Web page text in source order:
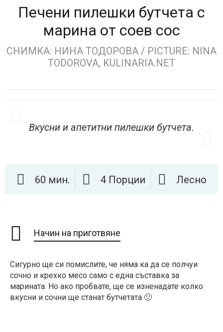
Печени пилешки бутчета с
марина от соев сос
СНИМКА: НИНА ТОДОРОВА / PICTURE: NINA
TODOROVA, KULINARIA.NET
Вкусни и апетитни пилешки бутчета.
60 мин. 4 Порции Лесно
Начин на приготвяне
Сигурно ще си помислите, че няма ка да се полчуи
сочно и крехко месо само с една съставка за
марината. Но ако пробвате, ще се изненадате колко
вкусни и сочни ще станат бутчетата 🙂